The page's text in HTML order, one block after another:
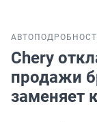
АВТО
Chery
продажи
заменяет